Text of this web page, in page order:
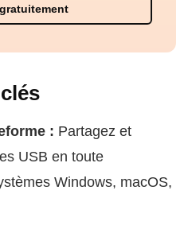
: Partagez et
USB en toute
Windows, macOS,